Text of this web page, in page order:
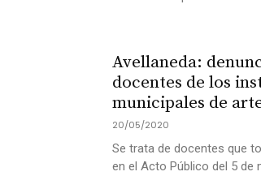
Avellaneda:
docentes de los
municipales de
20/05/2020
Se trata de docentes que
en el Acto Público del 5 de